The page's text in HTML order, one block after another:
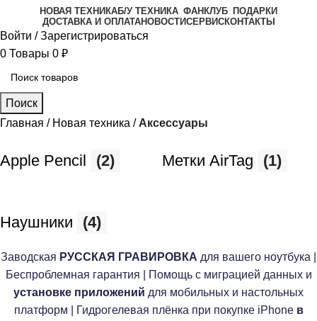
НОВАЯ ТЕХНИКАБ/У ТЕХНИКА ФАНКЛУБ ПОДАРКИ
ДОСТАВКА И ОПЛАТАНОВОСТИСЕРВИСКОНТАКТЫ
Войти / Зарегистрироваться
0 Товары 0 ₽
Поиск
Главная
Новая техника Аксессуары
Apple Pencil (2) Метки AirTag (1)
Наушники (4)
Заводская РУССКАЯ ГРАВИРОВКА для вашего ноутбука |
Беспроблемная гарантия | Помощь с миграцией данных и
установке приложений для мобильных и настольных
платформ | Гидрогелевая плёнка при покупке iPhoneв